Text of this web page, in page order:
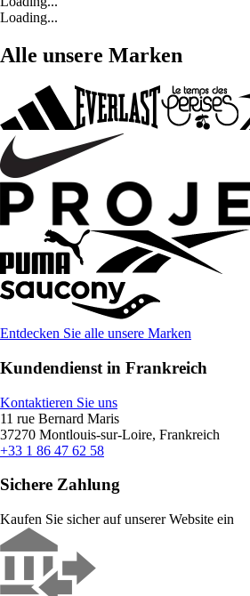
Loading...
Alle unsere Marken
Entdecken Sie alle unsere Marken
Kundendienst in Frankreich
Kontaktieren Sie uns
11 rue Bernard Maris
37270 Montlouis-sur-Loire, Frankreich
+33 1 86 47 62 58
Sichere Zahlung
Kaufen Sie sicher auf unserer Website ein